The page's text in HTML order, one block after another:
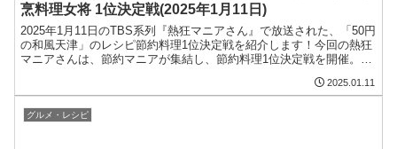
烹料理女将 1位決定戦(2025年1月11日)
2025年1月11日のTBS系列『熱狂マニアさん』で放送された、「50円
の和風天津」のレシピ節約料理1位決定戦を紹介します！今回の熱狂
マニアさんは、節約マニアが集結し、節約料理1位決定戦を開催。
は、「和風天津」のレシピ節約料理1位決定戦をまとめます。まとめ
送された、...
2025.01.11
グルメ・レシピ